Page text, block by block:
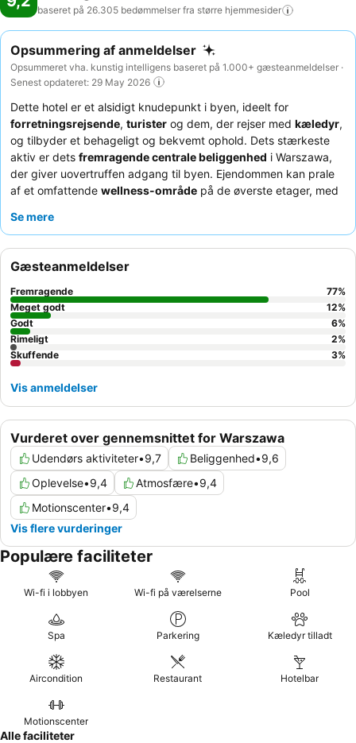
baseret på 26.305 bedømmelser fra større hjemmesider
Opsummering af anmeldelser
Opsummeret vha. kunstig intelligens baseret på 1.000+ gæsteanmeldelser ·
Senest opdateret: 29 May 2026
Dette hotel er et alsidigt knudepunkt i byen, ideelt for
forretningsrejsende, turister og dem, der rejser med kæledyr,
og tilbyder et behageligt og bekvemt ophold. Dets stærkeste
aktiv er dets fremragende centrale beliggenhed i Warszawa,
der giver uovertruffen adgang til byen. Ejendommen kan prale
af et omfattende wellness-område på de øverste etager, med
fitnesscenter, alt sammen med panoramaudsigt over byen.
morgenmadsbuffet, som inkluderer lokale specialiteter og
mousserende vin. For en forbedret oplevelse kan du overveje at
booke et værelse på en højere etage for
fantastisk udsigt over
byen
Se mere
Vurderet over gennemsnittet for Warszawa
Udendørs aktiviteter•9,7 Beliggenhed•9,6
Oplevelse•9,4 Atmosfære•9,4
Motionscenter•9,4
Vis flere vurderinger
Gæsteanmeldelser
Fremragende 77%
Meget godt
12%
Godt
6%
Rimeligt
2%
Skuffende
3%
Vis anmeldelser
Populære faciliteter
Wi-fi i lobbyen Wi-fi på værelserne Pool
Spa Parkering Kæledyr tilladt
Aircondition Restaurant Hotelbar
Motionscenter
Alle faciliteter